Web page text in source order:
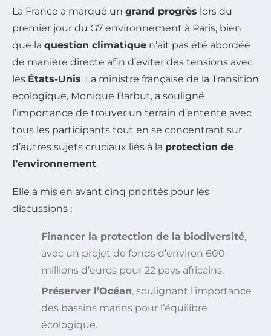
La France a marqué un grand progrès lors du
premier jour du G7 environnement à Paris, bien
que la question climatique n’ait pas été abordée
de manière directe afin d’éviter des tensions avec
les États-Unis. La ministre française de la Transition
écologique, Monique Barbut, a souligné
l’importance de trouver un terrain d’entente avec
tous les participants tout en se concentrant sur
d’autres sujets cruciaux liés à la protection de
l’environnement.
Elle a mis en avant cinq priorités pour les
discussions :
Financer la protection de la biodiversité,
avec un projet de fonds d’environ 600
millions d’euros pour 22 pays africains.
Préserver l’Océan, soulignant l’importance
des bassins marins pour l’équilibre
écologique.